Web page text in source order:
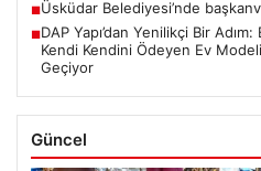
■Üsküdar Belediyesi’nde
■DAP Yapı’dan Yenilikçi Bir
Kendi Kendini Ödeyen Ev
Geçiyor
Güncel